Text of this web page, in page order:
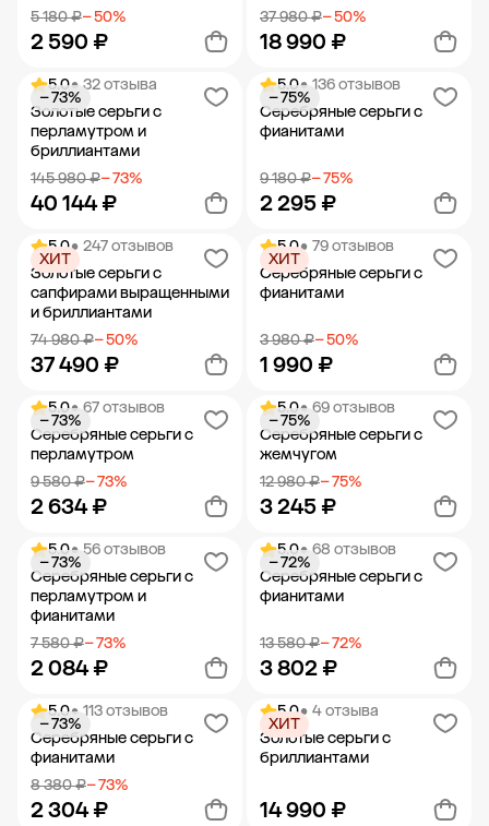
5 180 ₽− 50%
2 590 ₽
Добавить в корзину
37 980 ₽− 50%
18 990 ₽
Добавить в корзину
5.0• 32 отзыва
Золотые серьги с
перламутром и
бриллиантами
145 980 ₽− 73%
40 144 ₽
− 73%
Добавить в корзину
5.0• 136 отзывов
Серебряные серьги с
фианитами
9 180 ₽− 75%
2 295 ₽
− 75%
Добавить в корзину
5.0• 247 отзывов
Золотые серьги с
сапфирами выращенными
и бриллиантами
74 980 ₽− 50%
37 490 ₽
ХИТ
Добавить в корзину
5.0• 79 отзывов
Серебряные серьги с
фианитами
3 980 ₽− 50%
1 990 ₽
ХИТ
Добавить в корзину
5.0• 67 отзывов
Серебряные серьги с
перламутром
9 580 ₽− 73%
2 634 ₽
− 73%
Добавить в корзину
5.0• 69 отзывов
Серебряные серьги с
жемчугом
12 980 ₽− 75%
3 245 ₽
− 75%
Добавить в корзину
5.0• 56 отзывов
Серебряные серьги с
перламутром и
фианитами
7 580 ₽− 73%
2 084 ₽
− 73%
Добавить в корзину
5.0• 68 отзывов
Серебряные серьги с
фианитами
13 580 ₽− 72%
3 802 ₽
− 72%
Добавить в корзину
5.0• 113 отзывов
Серебряные серьги с
фианитами
8 380 ₽− 73%
2 304 ₽
− 73%
5.0• 4 отзыва
Золотые серьги с
бриллиантами
14 990 ₽
ХИТ